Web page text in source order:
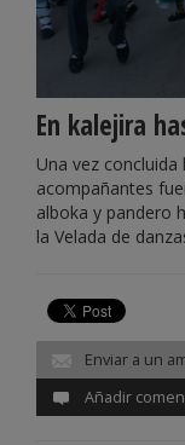
En kalejira
Una vez
acompañantes
alboka y pandero
la Velada de
Enviar a un
Añadir